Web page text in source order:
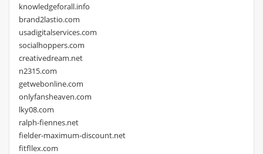
knowledgeforall.info
brand2lastio.com
usadigitalservices.com
socialhoppers.com
creativedream.net
n2315.com
getwebonline.com
onlyfansheaven.com
lky08.com
ralph-fiennes.net
fielder-maximum-discount.net
fitfllex.com